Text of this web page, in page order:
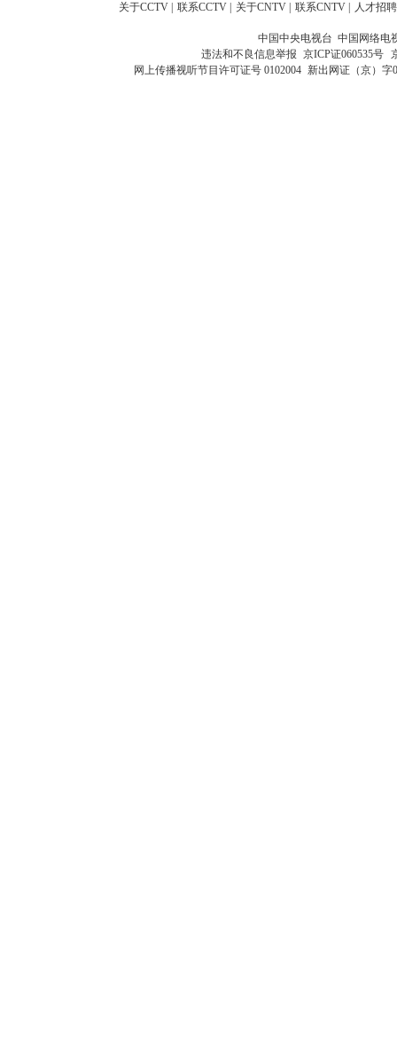
关于CCTV 联系CCTV 关于CNTV 联系CNTV 人才招聘
中国中央电视台 中国网络电
违法和不良信息举报 京ICP证060535号
网上传播视听节目许可证号 0102004 新出网证（京）